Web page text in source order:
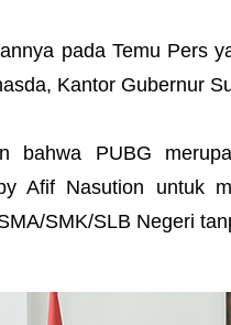
pada Temu Pers
Kantor Gubernur
bahwa PUBG
Afif Nasution untuk
SMK/SLB Negeri